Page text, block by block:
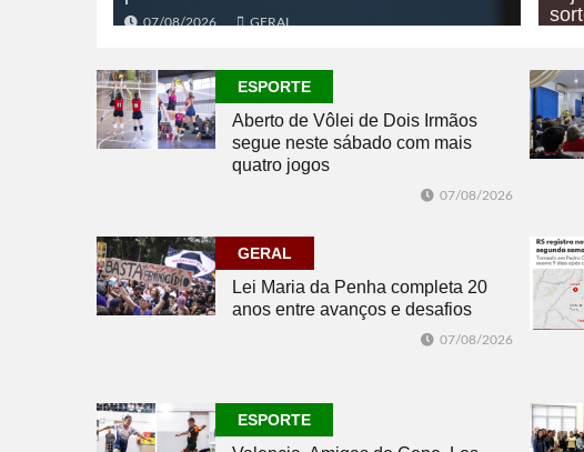
07/08/2026 GERAL
ESPORTE
Aberto de Vôlei de Dois Irmãos
segue neste sábado com mais
quatro jogos
07/08/2026
GERAL
Lei Maria da Penha completa 20
anos entre avanços e desafios
07/08/2026
ESPORTE